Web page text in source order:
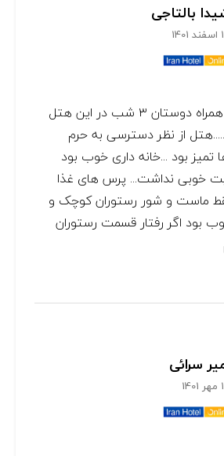
بالتاجی
با سلام بنده به همراه دوستان ۳ شب در این هتل
از نظر دسترسی به حرم
تمیز بود ...خانه داری خوب بود
خوبی نداشت... پرس های غذا
ماست و شور رستوران کوچک و
بود اگر رفتار قسمت رستوران
سرائی